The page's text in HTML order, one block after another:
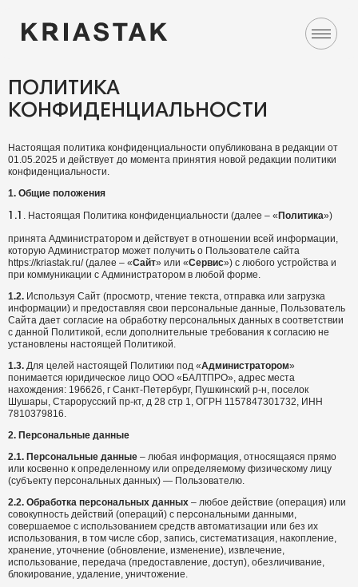
ПОЛИТИКА
КОНФИДЕНЦИАЛЬНОСТИ
Настоящая политика конфиденциальности опубликована в редакции от
01.05.2025 и действует до момента принятия новой редакции политики
конфиденциальности.
1. Общие положения
1.1 . Настоящая Политика конфиденциальности (далее – « Политика»)
принята Администратором и действует в отношении всей информации,
которую Администратор может получить о Пользователе сайта
https://kriastak.ru/ (далее – «Сайт» или «Сервис») с любого устройства и
при коммуникации с Администратором в любой форме.
1.2. Используя Cайт (просмотр, чтение текста, отправка или загрузка
информации) и предоставляя свои персональные данные, Пользователь
Сайта дает согласие на обработку персональных данных в соответствии
с данной Политикой, если дополнительные требования к согласию не
установлены настоящей Политикой.
1.3. Для целей настоящей Политики под «Администратором»
понимается юридическое лицо ООО «БАЛТПРО», адрес места
нахождения: 196626, г Санкт-Петербург, Пушкинский р-н, поселок
Шушары, Старорусский пр-кт, д 28 стр 1, ОГРН 1157847301732, ИНН
7810379816.
2. Персональные данные
2.1. Персональные данные – любая информация, относящаяся прямо
или косвенно к определенному или определяемому физическому лицу
(субъекту персональных данных) — Пользователю.
2.2. Обработка персональных данных – любое действие (операция) или
совокупность действий (операций) с персональными данными,
совершаемое с использованием средств автоматизации или без их
использования, в том числе сбор, запись, систематизация, накопление,
хранение, уточнение (обновление, изменение), извлечение,
использование, передача (предоставление, доступ), обезличивание,
блокирование, удаление, уничтожение.